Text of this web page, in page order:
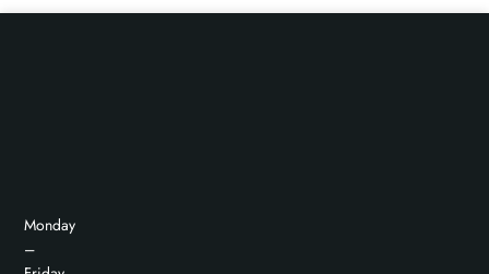
Monday
–